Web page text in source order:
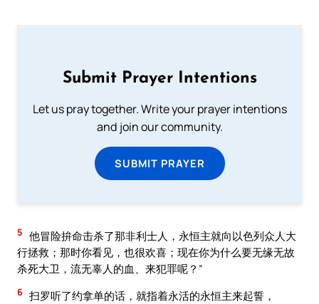
Submit Prayer Intentions
Let us pray together. Write your prayer intentions
and join our community.
SUBMIT PRAYER
5 他冒险拚命击杀了那非利士人，永恒主就向以色列众人大
行拯救；那时你看见，也很欢喜；现在你为什么要无缘无故
杀死大卫，流无辜人的血、来犯罪呢？”
6 扫罗听了约拿单的话，就指着永活的永恒主来起誓，